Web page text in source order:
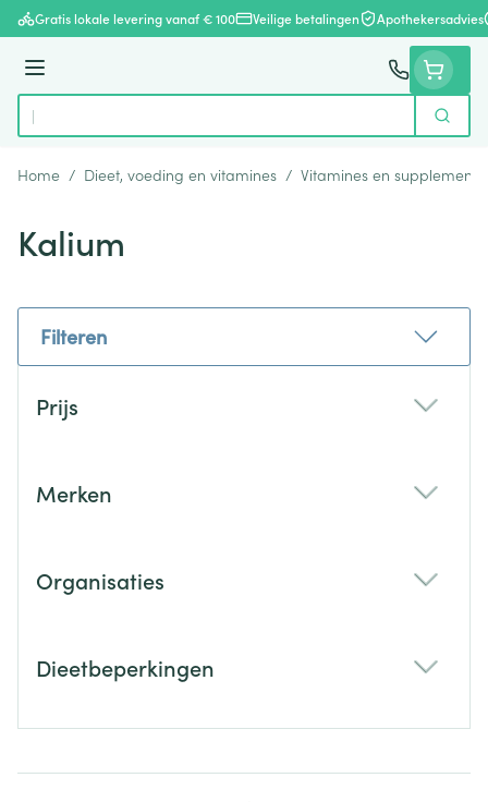
Ga naar de inhoud
Gratis lokale levering vanaf € 100 Veilige betalingen Apothekersadvies
Menu
Product, merk, categorie...
Zoek
Home / Dieet, voeding en vitamines / Vitamines en
Kalium
Filteren
Prijs
Merken
Organisaties
Dieetbeperkingen